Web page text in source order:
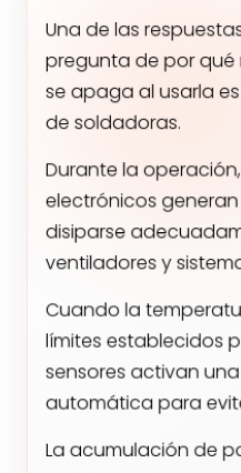
Una de las
pregunta de por
se apaga al usarla
Durante la
electrónicos
disiparse
ventiladores y
Cuando la
límites establecidos
sensores activan
automática para
La acumulación de